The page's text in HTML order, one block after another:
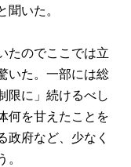
聞いた。
たのでここでは立
いた。一部には総
限に」続けるべし
何を甘えたことを
政府など、少なく
。